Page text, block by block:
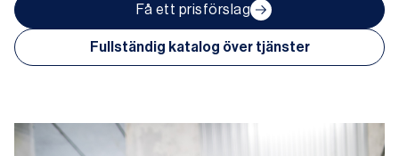
Få ett prisförslag
Fullständig katalog över tjänster